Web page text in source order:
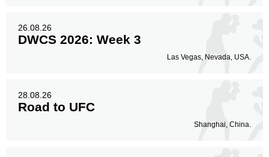
26.08.26
DWCS 2026: Week 3
Las Vegas, Nevada, USA.
28.08.26
Road to UFC
Shanghai, China.